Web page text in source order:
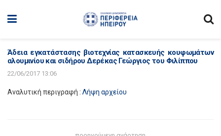
Άδεια εγκατάστασης βιοτεχνίας κατασκευής κουφωμάτων
αλουμινίου και σιδήρου Δερέκας Γεώργιος του Φιλίππου
22/06/2017 13:06
Αναλυτική περιγραφή : Λήψη αρχείου